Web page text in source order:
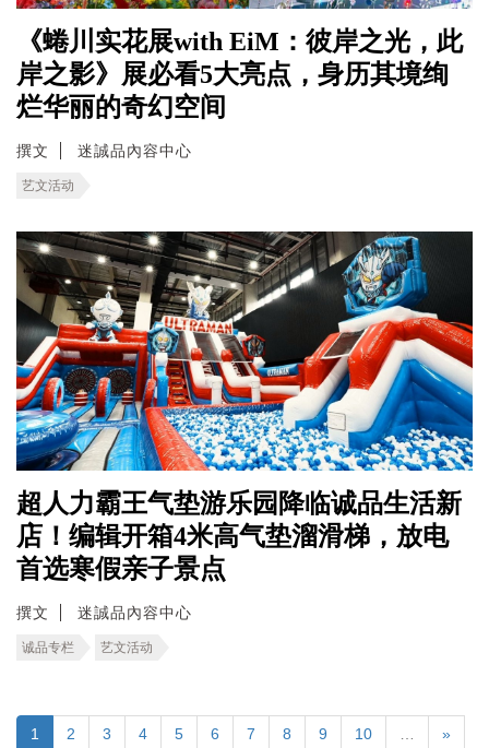
《蜷川实花展with EiM：彼岸之光，此
岸之影》展必看5大亮点，身历其境绚
烂华丽的奇幻空间
撰文 迷誠品內容中心
艺文活动
超人力霸王气垫游乐园降临诚品生活新
店！编辑开箱4米高气垫溜滑梯，放电
首选寒假亲子景点
撰文 迷誠品內容中心
诚品专栏 艺文活动
1 2 3 4 5 6 7 8 9 10 »